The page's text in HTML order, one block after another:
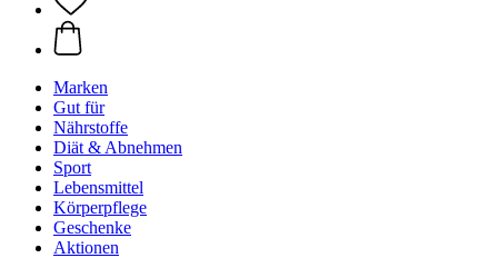
Marken
Gut für
Nährstoffe
Diät & Abnehmen
Sport
Lebensmittel
Körperpflege
Geschenke
Aktionen